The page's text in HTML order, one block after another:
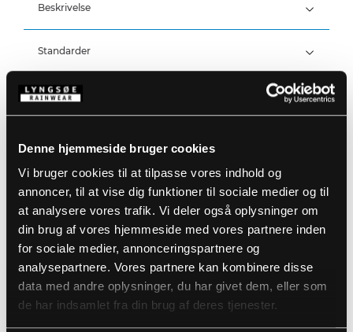
Denne hjemmeside bruger cookies
Vi bruger cookies til at tilpasse vores indhold og
annoncer, til at vise dig funktioner til sociale medier og til
at analysere vores trafik. Vi deler også oplysninger om
din brug af vores hjemmeside med vores partnere inden
for sociale medier, annonceringspartnere og
analysepartnere. Vores partnere kan kombinere disse
data med andre oplysninger, du har givet dem, eller som
de har indsamlet fra din brug af deres tjenester.
Beskrivelse
100% Polyester, PU belægning, 190 g/m²
Vind- og vandtæt
Vandtæthed: >20.000 MM
Standarder
Detaljer
Elastik i taljen
Varenummer: FR-LR41-05
EAN: 5708217000923
Størrelsesguide
Plejeinstruktioner:
Anvend ikke skyllemiddel
DOWNLOAD PRODUKTBLAD